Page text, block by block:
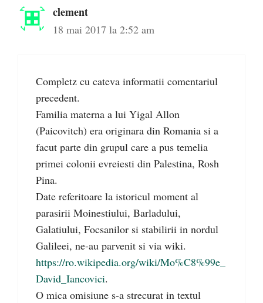
clement
18 mai 2017 la 2:52 am
Completz cu cateva informatii comentariul
precedent.
Familia materna a lui Yigal Allon
(Paicovitch) era originara din Romania si a
facut parte din grupul care a pus temelia
primei colonii evreiesti din Palestina, Rosh
Pina.
Date referitoare la istoricul moment al
parasirii Moinestiului, Barladului,
Galatiului, Focsanilor si stabilirii in nordul
Galileei, ne-au parvenit si via wiki.
https://ro.wikipedia.org/wiki/Mo%C8%99e_
David_Iancovici.
O mica omisiune s-a strecurat in textul